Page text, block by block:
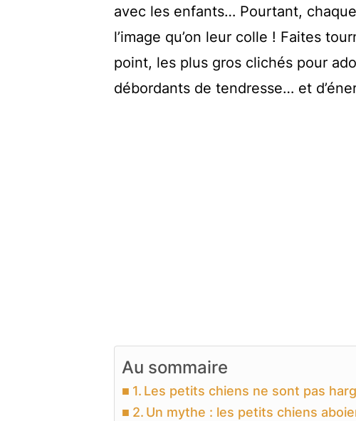
avec les enfants… Pourtant,
l’image qu’on leur colle ! Faites
point, les plus gros clichés pour
débordants de tendresse… et
Au sommaire
1. Les petits chiens ne sont pas
2. Un mythe : les petits chiens